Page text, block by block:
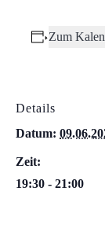
Zum
Details
Datum:
Zeit:
19:30 - 21:00